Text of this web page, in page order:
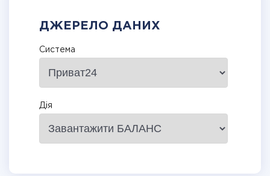
ДЖЕРЕЛО ДАНИХ
Система
Дія